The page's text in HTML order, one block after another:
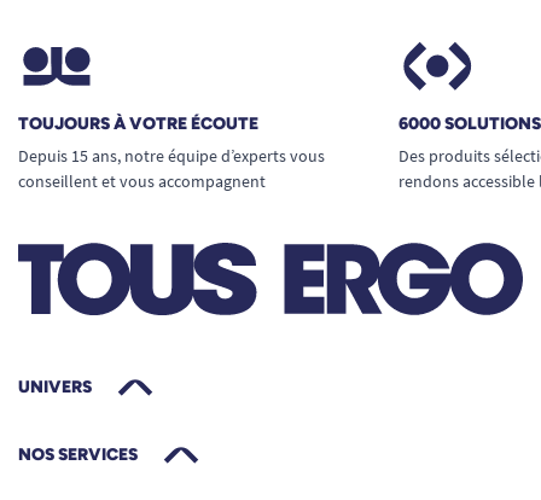
TOUJOURS À VOTRE ÉCOUTE
Depuis 15 ans, notre équipe d’experts vous
conseillent et vous accompagnent
6000
Des produits
rendons
UNIVERS
NOS SERVICES